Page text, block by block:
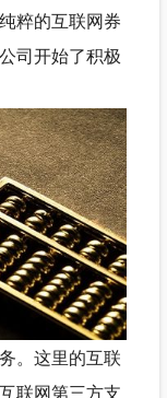
粹的互联网券
司开始了积极
。这里的互联
联网第三方支